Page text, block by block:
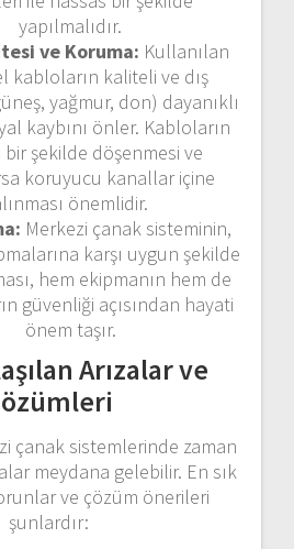
yapılmalıdır.
ve Koruma: Kullanılan
kabloların kaliteli ve dış
yağmur, don) dayanıklı
kaybını önler. Kabloların
şekilde döşenmesi ve
koruyucu kanallar içine
önemlidir.
Merkezi çanak sisteminin,
karşı uygun şekilde
hem ekipmanın hem de
güvenliği açısından hayati
önem taşır.
Arızalar ve
çanak sistemlerinde zaman
meydana gelebilir. En sık
ve çözüm önerileri
şunlardır: